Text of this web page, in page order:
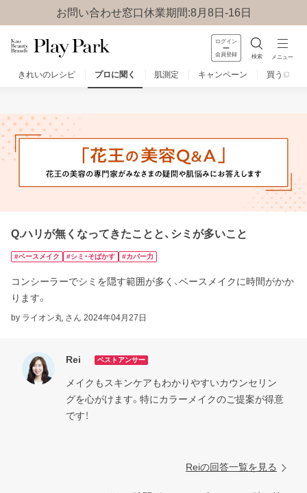
お問い合わせ窓口休業期間:8月8日-16日
ログイン
会員登録 検索 メニュー
きれいのレシピ プロに聞く 肌測定 キャンペーン 買う
Q.ハリが無くなってきたことと、シミが多いこと
#ベースメイク #シミ・そばかす #カバー力
コンシーラーでシミを隠す範囲が多く、ベースメイクに時間がかか
ります。
by ライオン丸 さん 2024年04月27日
Rei ベストアンサー
メイクもスキンケアもわかりやすいカウンセリン
グを心がけます。特にカラーメイクのご提案が得意
です！
Reiの回答一覧を見る